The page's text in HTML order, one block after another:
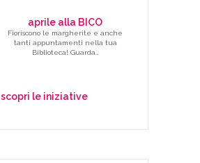
aprile alla BICO
Fioriscono le margherite e anche
tanti appuntamenti nella tua
Biblioteca! Guarda…
scopri le iniziative